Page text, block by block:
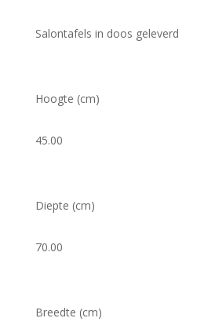
Salontafels in doos geleverd
Hoogte (cm)
45.00
Diepte (cm)
70.00
Breedte (cm)